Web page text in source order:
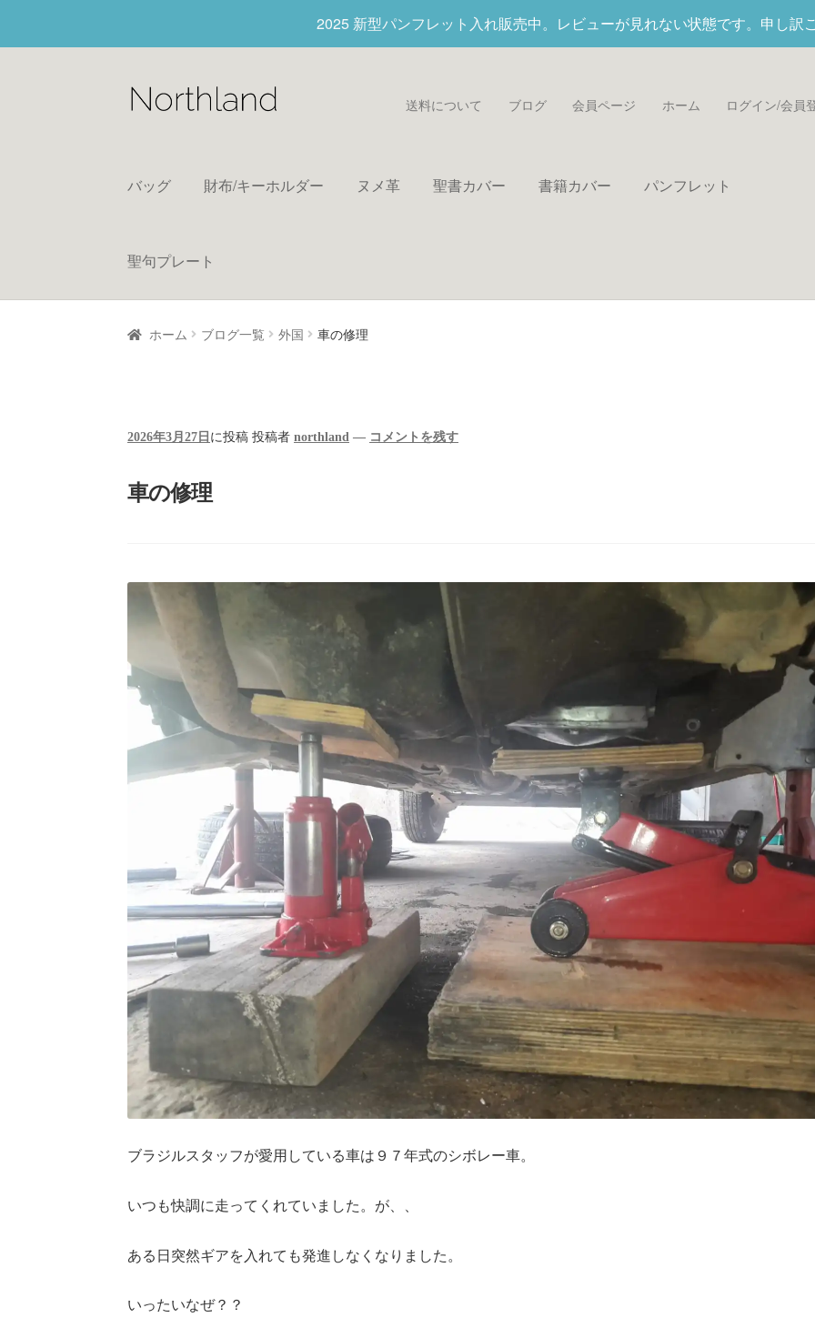
2025 新型パンフレット入れ販売中。レビューが見れない状態です。申し訳
送料について ブログ 会員ページ ホーム ログイン/会員
バッグ 財布/キーホルダー ヌメ革 聖書カバー 書籍カバー パンフレット
聖句プレート
ホーム ブログ一覧 外国 車の修理
2026年3月27日 に投稿 投稿者northland — コメントを残す
車の修理
ブラジルスタッフが愛用している車は９７年式のシボレー車。
いつも快調に走ってくれていました。が、、
ある日突然ギアを入れても発進しなくなりました。
いったいなぜ？？